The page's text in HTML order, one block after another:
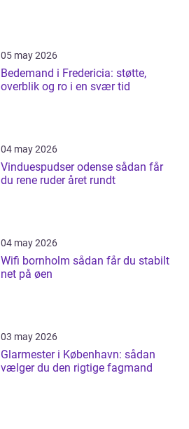
05 may 2026
Bedemand i Fredericia: støtte,
overblik og ro i en svær tid
04 may 2026
Vinduespudser odense sådan får
du rene ruder året rundt
04 may 2026
Wifi bornholm sådan får du stabilt
net på øen
03 may 2026
Glarmester i København: sådan
vælger du den rigtige fagmand